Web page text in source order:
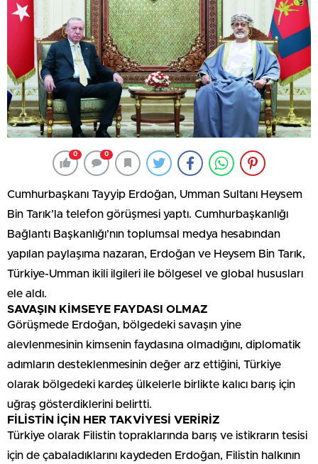
0 0
Cumhurbaşkanı Tayyip Erdoğan, Umman Sultanı Heysem
Bin Tarık’la telefon görüşmesi yaptı. Cumhurbaşkanlığı
Bağlantı Başkanlığı’nın toplumsal medya hesabından
yapılan paylaşıma nazaran, Erdoğan ve Heysem Bin Tarık,
Türkiye-Umman ikili ilgileri ile bölgesel ve global hususları
ele aldı.
SAVAŞIN KİMSEYE FAYDASI OLMAZ
Görüşmede Erdoğan, bölgedeki savaşın yine
alevlenmesinin kimsenin faydasına olmadığını, diplomatik
adımların desteklenmesinin değer arz ettiğini, Türkiye
olarak bölgedeki kardeş ülkelerle birlikte kalıcı barış için
uğraş gösterdiklerini belirtti.
FİLİSTİN İÇİN HER TAKVİYESİ VERİRİZ
Türkiye olarak Filistin topraklarında barış ve istikrarın tesisi
için de çabaladıklarını kaydeden Erdoğan, Filistin halkının